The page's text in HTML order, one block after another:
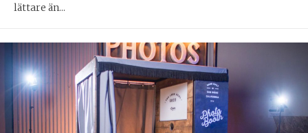
lättare än...